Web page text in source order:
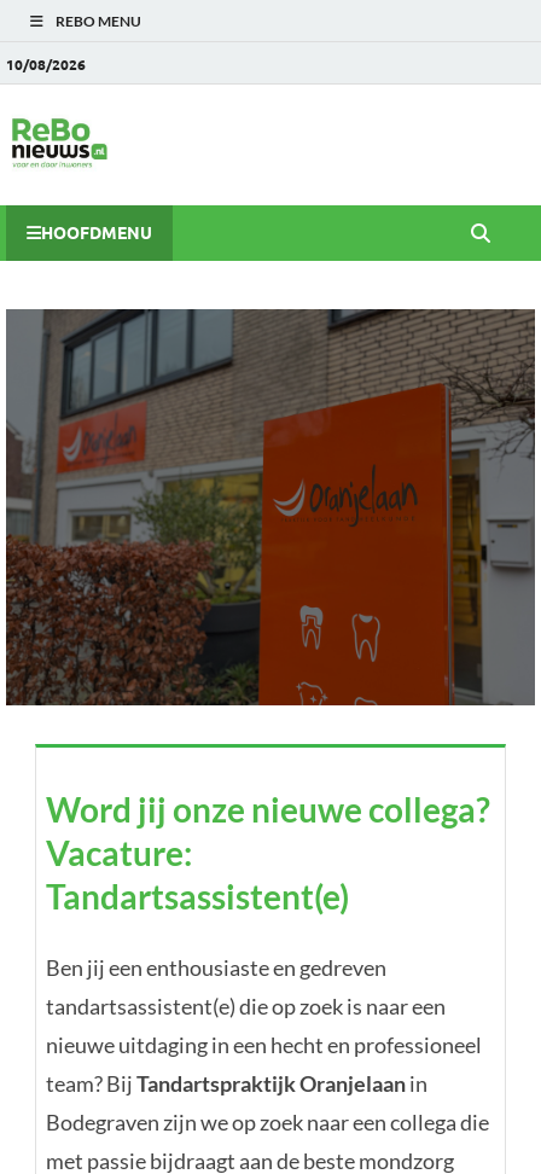
REBO MENU
10/08/2026
HOOFDMENU
Vacature: Tandartsassistent(e)
Tandartspraktijk Oranjelaan — Bodegraven
Word jij onze nieuwe collega?
Vacature:
Tandartsassistent(e)
Ben jij een enthousiaste en gedreven
tandartsassistent(e) die op zoek is naar een
nieuwe uitdaging in een hecht en professioneel
team? BijTandartspraktijk Oranjelaanin
Bodegraven zijn we op zoek naar een collega die
met passie bijdraagt aan de beste mondzorg